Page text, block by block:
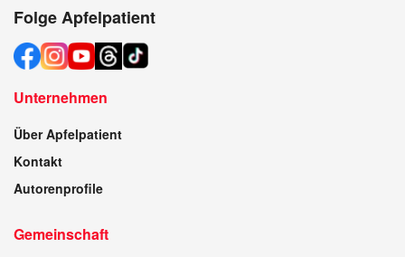
Folge Apfelpatient
Unternehmen
Über Apfelpatient
Kontakt
Autorenprofile
Gemeinschaft